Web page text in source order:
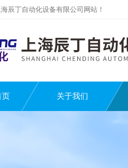
辰丁自动化设备有限公司网站！
页 关于我们